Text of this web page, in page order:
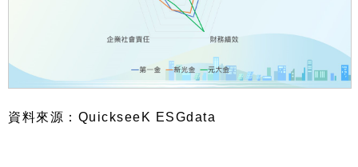
資料來源： QuickseeK ESGdata